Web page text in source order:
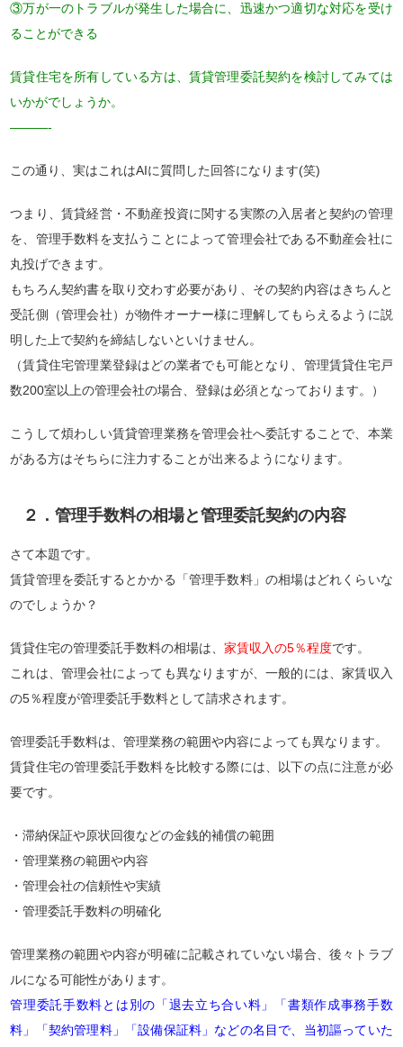
③万が一のトラブルが発生した場合に、迅速かつ適切な対応を受け
ることができる
賃貸住宅を所有している方は、賃貸管理委託契約を検討してみては
いかがでしょうか。
———-
この通り、実はこれはAIに質問した回答になります(笑)
つまり、賃貸経営・不動産投資に関する実際の入居者と契約の管理
を、管理手数料を支払うことによって管理会社である不動産会社に
丸投げできます。
もちろん契約書を取り交わす必要があり、その契約内容はきちんと
受託側（管理会社）が物件オーナー様に理解してもらえるように説
明した上で契約を締結しないといけません。
（賃貸住宅管理業登録はどの業者でも可能となり、管理賃貸住宅戸
数200室以上の管理会社の場合、登録は必須となっております。）
こうして煩わしい賃貸管理業務を管理会社へ委託することで、本業
がある方はそちらに注力することが出来るようになります。
２．管理手数料の相場と管理委託契約の内容
さて本題です。
賃貸管理を委託するとかかる「管理手数料」の相場はどれくらいな
のでしょうか？
賃貸住宅の管理委託手数料の相場は、家賃収入の5％程度です。
これは、管理会社によっても異なりますが、一般的には、家賃収入
の5％程度が管理委託手数料として請求されます。
管理委託手数料は、管理業務の範囲や内容によっても異なります。
賃貸住宅の管理委託手数料を比較する際には、以下の点に注意が必
要です。
・滞納保証や原状回復などの金銭的補償の範囲
・管理業務の範囲や内容
・管理会社の信頼性や実績
・管理委託手数料の明確化
管理業務の範囲や内容が明確に記載されていない場合、後々トラブ
ルになる可能性があります。
管理委託手数料とは別の「退去立ち合い料」「書類作成事務手数
料」「契約管理料」「設備保証料」などの名目で、当初謳っていた